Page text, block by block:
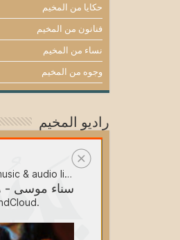
حكايا من المخيم
فنانون من المخيم
نساء من المخيم
وجوه من المخيم
راديو المخيم